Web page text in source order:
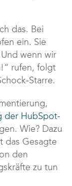
das. Bei
ein. Sie
wenn wir
rufen, folgt
Starre.
der HubSpot-
Wie? Dazu
das Gesagte
den
zu tun